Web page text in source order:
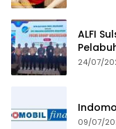
ALFI
24/07/
09/07/